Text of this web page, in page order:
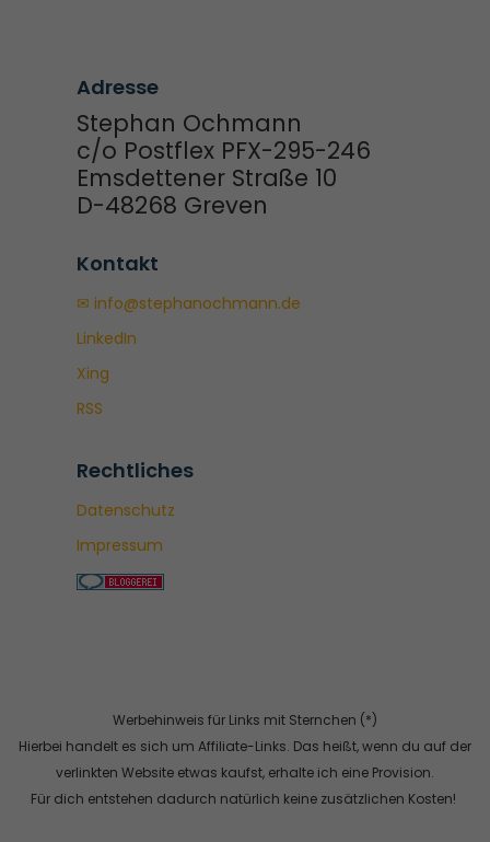
Adresse
Stephan Ochmann
c/o Postflex PFX-295-246
Emsdettener Straße 10
D-48268 Greven
Kontakt
✉ info@stephanochmann.de
LinkedIn
Xing
RSS
Rechtliches
Datenschutz
Impressum
Werbehinweis für Links mit Sternchen (*)
Hierbei handelt es sich um Affiliate-Links. Das heißt, wenn du auf der
verlinkten Website etwas kaufst, erhalte ich eine Provision.
Für dich entstehen dadurch natürlich keine zusätzlichen Kosten!